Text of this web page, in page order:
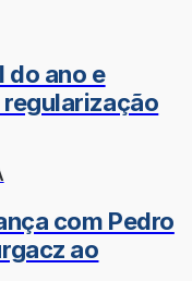
do ano e
com Pedro
ao